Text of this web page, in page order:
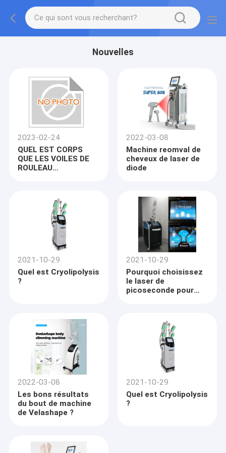
Nouvelles
2023-02-24
QUEL EST CORPS
QUE LES VOILES DE
ROULEAU
plus sexy !
2022-03-08
Machine reomval de
cheveux de laser de
diode
2021-10-29
Quel est Cryolipolysis
?
2021-10-29
Pourquoi choisissez
le laser de
picoseconde pour
2022-03-08
Les bons résultats
du bout de machine
de Velashape ?
2021-10-29
Quel est Cryolipolysis
?